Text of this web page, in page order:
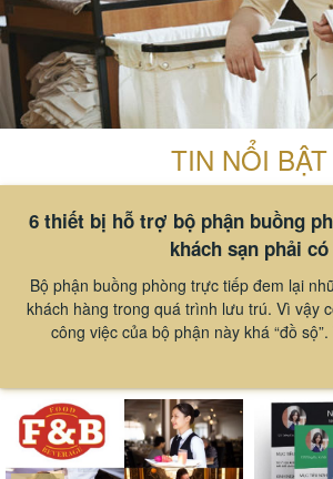
TIN NỔI BẬT
6 thiết bị hỗ trợ bộ phận buồng
khách sạn phải có
Bộ phận buồng phòng trực tiếp đem lại
khách hàng trong quá trình lưu trú. Vì vậy
công việc của bộ phận này khá “đồ